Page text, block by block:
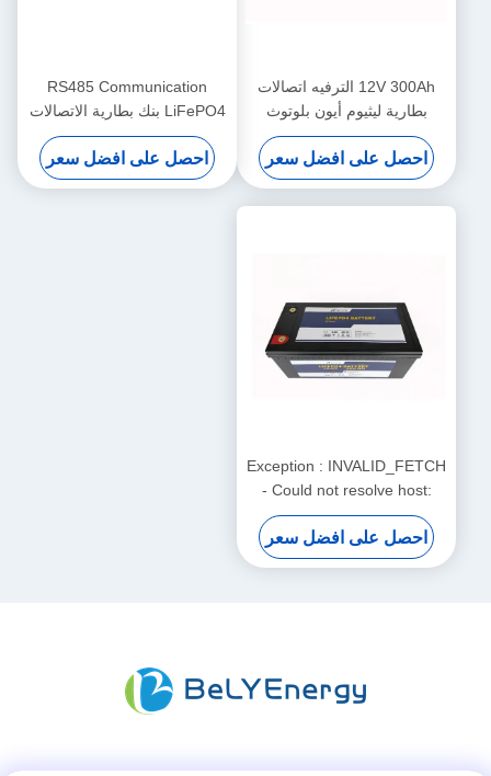
12V 300Ah الترفيه اتصالات
بطارية ليثيوم أيون بلوتوث
التدفئة
احصل على افضل سعر
RS485 Communication
LiFePO4 بنك بطارية الاتصالات
48V 20Ah مع مؤشرات LED
احصل على افضل سعر
Exception : INVALID_FETCH
- Could not resolve host:
translate.google.cn;
Unknown error
ip=52.118.0.231
احصل على افضل سعر